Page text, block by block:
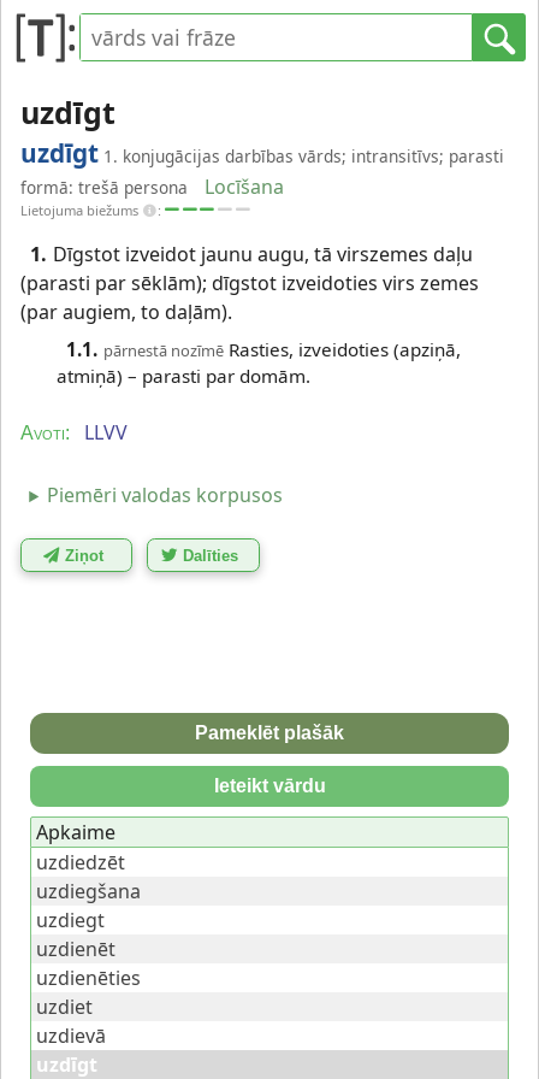
uzdīgt
uzdīgt 1. konjugācijas darbības vārds; intransitīvs; parasti
formā: trešā persona
Locīšana
Lietojuma biežums :
1. Dīgstot izveidot jaunu augu, tā virszemes daļu
(parasti par sēklām); dīgstot izveidoties virs zemes
(par augiem, to daļām).
1.1. pārnestā nozīmē Rasties, izveidoties (apziņā,
atmiņā) – parasti par domām.
Avoti: LLVV
Piemēri valodas korpusos
Ziņot Dalīties
Pameklēt plašāk
Ieteikt vārdu
Apkaime
uzdiedzēt
uzdiegšana
uzdiegt
uzdienēt
uzdienēties
uzdiet
uzdievā
uzdīgt